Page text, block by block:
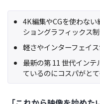
4K編集やCGを使わな
ショングラフィックス
軽さやインターフェイ
最新の第 11 世代イン
ているのにコスパがとて